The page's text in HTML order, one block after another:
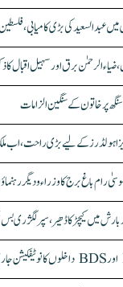
کی بڑی کامیابی،
الرحمٰن برق اور سہیل اقبال کا
پر خاتون کے سنگین الزامات
رام باغ برج کا وزراء و دیگر
میں کیچڑ کا ڈھیر، سپر لگژری